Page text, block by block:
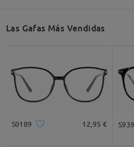
Las Gafas Más Vendidas
S0189 12,95 € S939